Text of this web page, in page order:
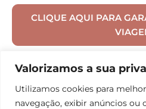
Valorizamos a sua
Utilizamos cookies para
navegação, exibir anúncios ou
CLIQUE AQUI PARA
04. Affinity Essential 55 +
(leve 110k)